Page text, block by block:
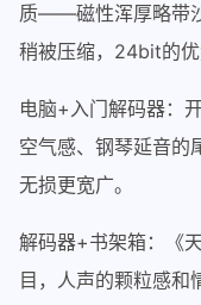
质——磁性浑厚略带
稍被压缩，24bit的优
电脑+入门解码器：
空气感、钢琴延音的
无损更宽广。
解码器+书架箱：《
目，人声的颗粒感